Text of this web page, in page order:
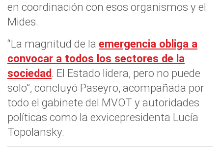
en coordinación con esos organismos y el
Mides.
“La magnitud de la emergencia obliga a
convocar a todos los sectores de la
sociedad. El Estado lidera, pero no puede
solo”, concluyó Paseyro, acompañada por
todo el gabinete del MVOT y autoridades
políticas como la exvicepresidenta Lucía
Topolansky.